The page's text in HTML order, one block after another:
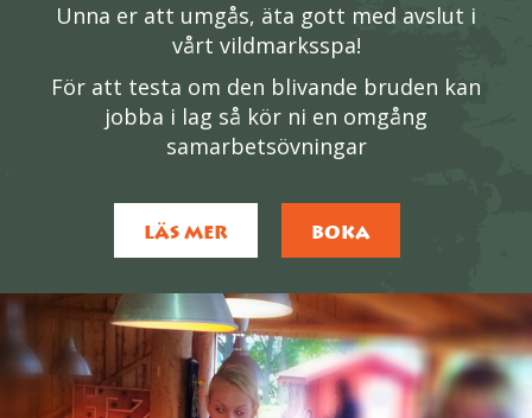
Unna er att umgås, äta gott med avslut i
vårt vildmarksspa!
För att testa om den blivande bruden kan
jobba i lag så kör ni en omgång
samarbetsövningar
LÄS MER BOKA